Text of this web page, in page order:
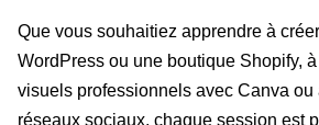
Que vous souhaitiez apprendre à
WordPress ou une boutique Shopify,
visuels professionnels avec Canva ou
réseaux sociaux, chaque session est